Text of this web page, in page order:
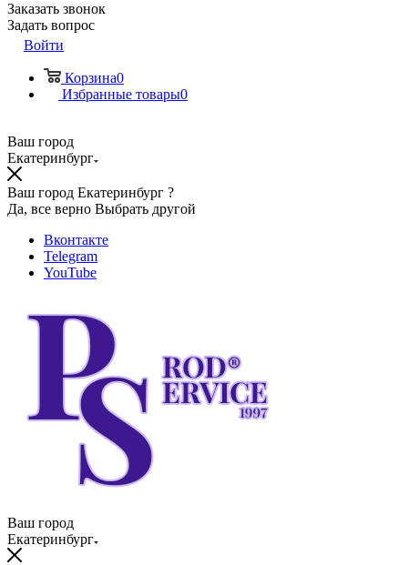
Заказать звонок
Задать вопрос
Войти
Корзина0
Избранные товары0
Ваш город
Екатеринбург
Ваш город Екатеринбург ?
Да, все верно Выбрать другой
Вконтакте
Telegram
YouTube
Ваш город
Екатеринбург